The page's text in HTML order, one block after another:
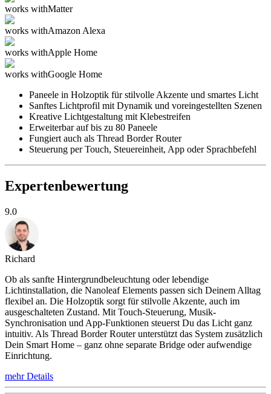
works withMatter
works withAmazon Alexa
works withApple Home
works withGoogle Home
Paneele in Holzoptik für stilvolle Akzente und smartes Licht
Sanftes Lichtprofil mit Dynamik und voreingestellten Szenen
Kreative Lichtgestaltung mit Klebestreifen
Erweiterbar auf bis zu 80 Paneele
Fungiert auch als Thread Border Router
Steuerung per Touch, Steuereinheit, App oder Sprachbefehl
Expertenbewertung
9.0
Richard
Ob als sanfte Hintergrundbeleuchtung oder lebendige
Lichtinstallation, die Nanoleaf Elements passen sich Deinem Alltag
flexibel an. Die Holzoptik sorgt für stilvolle Akzente, auch im
ausgeschalteten Zustand. Mit Touch-Steuerung, Musik-
Synchronisation und App-Funktionen steuerst Du das Licht ganz
intuitiv. Als Thread Border Router unterstützt das System zusätzlich
Dein Smart Home – ganz ohne separate Bridge oder aufwendige
Einrichtung.
mehr Details